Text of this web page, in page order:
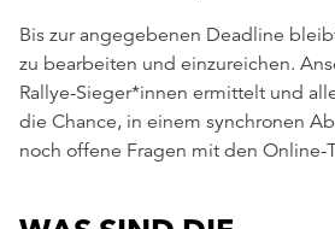
Bis zur angegebenen Deadline
zu bearbeiten und einzureichen.
Rallye-Sieger*innen ermittelt und
die Chance, in einem synchronen
noch offene Fragen mit den Online-